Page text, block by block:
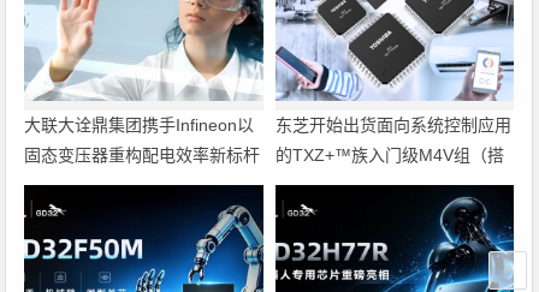
大联大诠鼎集团携手Infineon以
固态变压器重构配电效率新标杆
东芝开始出货面向系统控制应用
的TXZ+™族入门级M4V组（搭
载Arm Cortex‑M4内核的标准微
控制器）工程样品